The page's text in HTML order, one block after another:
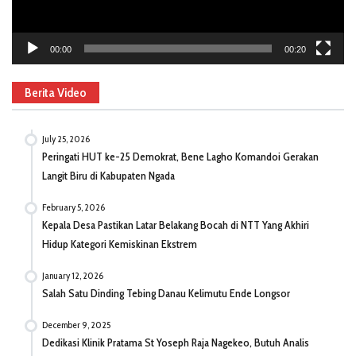
00:00 00:20
Berita Video
July 25, 2026
Peringati HUT ke-25 Demokrat, Bene Lagho Komandoi Gerakan
Langit Biru di Kabupaten Ngada
February 5, 2026
Kepala Desa Pastikan Latar Belakang Bocah di NTT Yang Akhiri
Hidup Kategori Kemiskinan Ekstrem
January 12, 2026
Salah Satu Dinding Tebing Danau Kelimutu Ende Longsor
December 9, 2025
Dedikasi Klinik Pratama St Yoseph Raja Nagekeo, Butuh Analis